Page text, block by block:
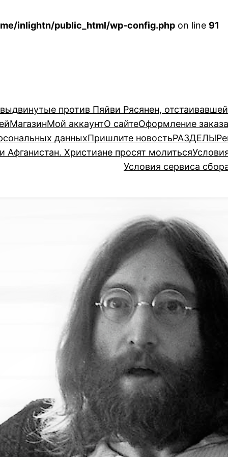
inlightn/public_html/wp-config.php on line 91
против Пяйви Рясянен,
МагазинМой аккаунтО сайтеОформление заказа
данныхПришлите новостьРАЗДЕЛЫ
Афганистан. Христиане просят молиться
Условия сервиса